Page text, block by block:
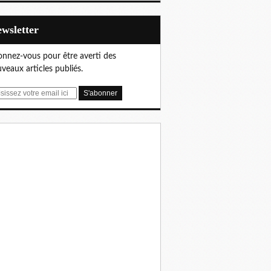
vous pour être averti des
articles publiés.